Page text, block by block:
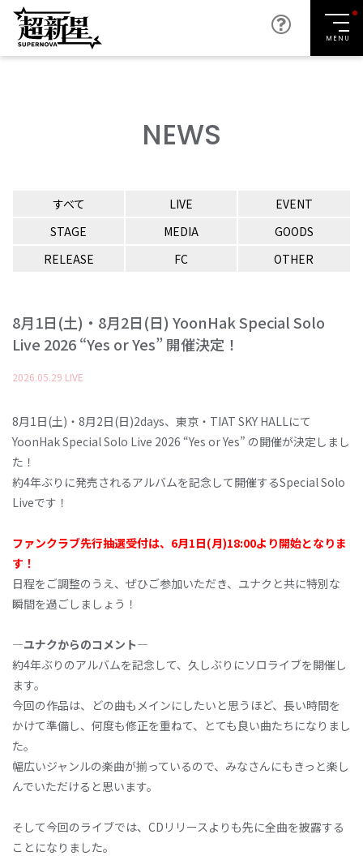
MENU
NEWS
すべて LIVE
EVENT
STAGE
MEDIA
GOODS
RELEASE
FC OTHER
8月1日(土)・8月2日(日) YoonHak Special Solo
Live 2026 “Yes or Yes” 開催決定！
2026.05.29 LIVE
8月1日(土)・8月2日(日)2days、東京・TIAT SKY HALLにて
YoonHak Special Solo Live 2026 “Yes or Yes” の開催が決定しまし
た！
約4年ぶりに発売されるアルバムを記念して開催するSpecial Solo
Liveです！
ファンクラブ先行抽選受付は、6月1日(月)18:00より開始となりま
す！
日程をご調整のうえ、ぜひご参加いただき、ユナクと共に特別な
瞬間を過ごしましょう！
―ユナクからのコメント―
約4年ぶりのアルバムを記念して、久しぶりにソロライブを開催し
ます。
今回の作品は、どの曲もメインにしたいと思うほど、長い時間を
かけて準備し、何度も修正を重ねて、とても良い曲たちになりまし
た。
幅広いジャンルの楽曲が揃っているので、みなさんにもきっと楽し
んでいただけると思います。
そして今回のライブでは、CDリリースよりも先に全曲を披露する
ことになりました。